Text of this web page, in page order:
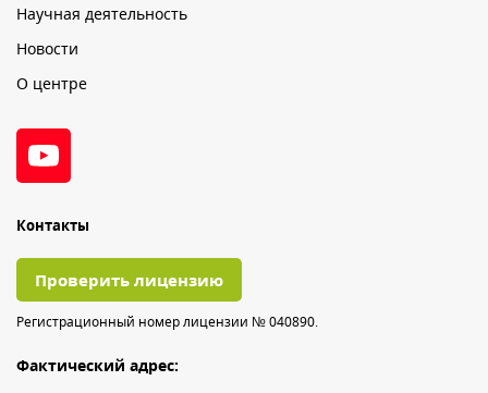
Научная деятельность
Новости
О центре
Контакты
Проверить лицензию
Регистрационный номер лицензии № 040890.
Фактический адрес: